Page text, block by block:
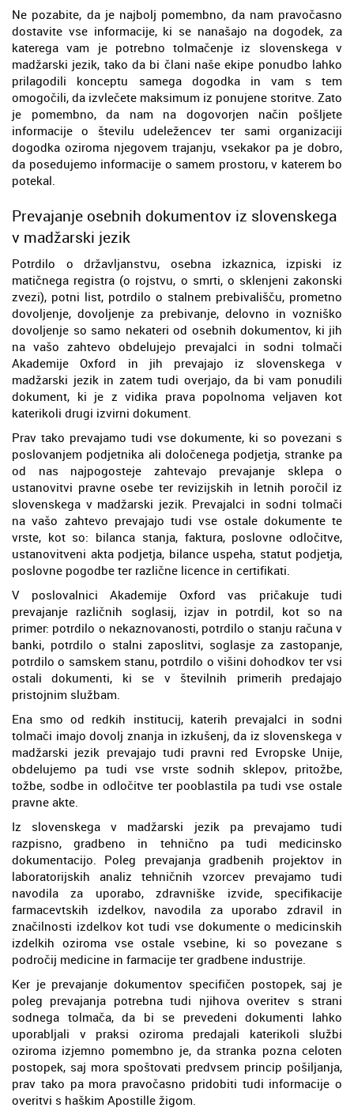
Ne pozabite, da je najbolj pomembno, da nam pravočasno
dostavite vse informacije, ki se nanašajo na dogodek, za
katerega vam je potrebno tolmačenje iz slovenskega v
madžarski jezik, tako da bi člani naše ekipe ponudbo lahko
prilagodili konceptu samega dogodka in vam s tem
omogočili, da izvlečete maksimum iz ponujene storitve. Zato
je pomembno, da nam na dogovorjen način pošljete
informacije o številu udeležencev ter sami organizaciji
dogodka oziroma njegovem trajanju, vsekakor pa je dobro,
da posedujemo informacije o samem prostoru, v katerem bo
potekal.
Prevajanje osebnih dokumentov iz slovenskega
v madžarski jezik
Potrdilo o državljanstvu, osebna izkaznica, izpiski iz
matičnega registra (o rojstvu, o smrti, o sklenjeni zakonski
zvezi), potni list, potrdilo o stalnem prebivališču, prometno
dovoljenje, dovoljenje za prebivanje, delovno in vozniško
dovoljenje so samo nekateri od osebnih dokumentov, ki jih
na vašo zahtevo obdelujejo prevajalci in sodni tolmači
Akademije Oxford in jih prevajajo iz slovenskega v
madžarski jezik in zatem tudi overjajo, da bi vam ponudili
dokument, ki je z vidika prava popolnoma veljaven kot
katerikoli drugi izvirni dokument.
Prav tako prevajamo tudi vse dokumente, ki so povezani s
poslovanjem podjetnika ali določenega podjetja, stranke pa
od nas najpogosteje zahtevajo prevajanje sklepa o
ustanovitvi pravne osebe ter revizijskih in letnih poročil iz
slovenskega v madžarski jezik. Prevajalci in sodni tolmači
na vašo zahtevo prevajajo tudi vse ostale dokumente te
vrste, kot so: bilanca stanja, faktura, poslovne odločitve,
ustanovitveni akta podjetja, bilance uspeha, statut podjetja,
poslovne pogodbe ter različne licence in certifikati.
V poslovalnici Akademije Oxford vas pričakuje tudi
prevajanje različnih soglasij, izjav in potrdil, kot so na
primer: potrdilo o nekaznovanosti, potrdilo o stanju računa v
banki, potrdilo o stalni zaposlitvi, soglasje za zastopanje,
potrdilo o samskem stanu, potrdilo o višini dohodkov ter vsi
ostali dokumenti, ki se v številnih primerih predajajo
pristojnim službam.
Ena smo od redkih institucij, katerih prevajalci in sodni
tolmači imajo dovolj znanja in izkušenj, da iz slovenskega v
madžarski jezik prevajajo tudi pravni red Evropske Unije,
obdelujemo pa tudi vse vrste sodnih sklepov, pritožbe,
tožbe, sodbe in odločitve ter pooblastila pa tudi vse ostale
pravne akte.
Iz slovenskega v madžarski jezik pa prevajamo tudi
razpisno, gradbeno in tehnično pa tudi medicinsko
dokumentacijo. Poleg prevajanja gradbenih projektov in
laboratorijskih analiz tehničnih vzorcev prevajamo tudi
navodila za uporabo, zdravniške izvide, specifikacije
farmacevtskih izdelkov, navodila za uporabo zdravil in
značilnosti izdelkov kot tudi vse dokumente o medicinskih
izdelkih oziroma vse ostale vsebine, ki so povezane s
področij medicine in farmacije ter gradbene industrije.
Ker je prevajanje dokumentov specifičen postopek, saj je
poleg prevajanja potrebna tudi njihova overitev s strani
sodnega tolmača, da bi se prevedeni dokumenti lahko
uporabljali v praksi oziroma predajali katerikoli službi
oziroma izjemno pomembno je, da stranka pozna celoten
postopek, saj mora spoštovati predvsem princip pošiljanja,
prav tako pa mora pravočasno pridobiti tudi informacije o
overitvi s haškim Apostille žigom.